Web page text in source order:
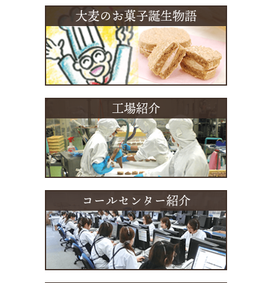
大麦のお菓子誕生物語
工場紹介
コールセンター紹介